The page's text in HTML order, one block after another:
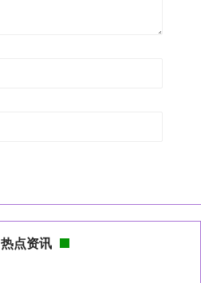
热点资讯